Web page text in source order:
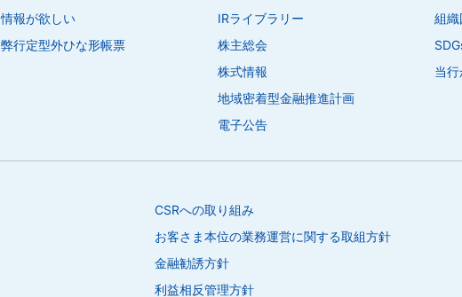
情報が欲しい
弊行定型外ひな形帳票
IRライブラリー
株主総会
株式情報
地域密着型金融推進計画
電子公告
組織
当
CSRへの取り組み
お客さま本位の業務運営に関する取組方針
金融勧誘方針
利益相反管理方針